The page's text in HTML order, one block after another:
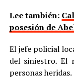
Lee también:
posesión de
El jefe policial
del siniestro. El
personas heridas.